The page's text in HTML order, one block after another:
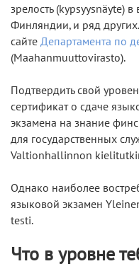
зрелость (kypsyysnäyte)
Финляндии, и ряд
сайте Департамента по
(Maahanmuuttovirasto).
Подтвердить свой
сертификат о сдаче
экзамена на знание
для государственных
Valtionhallinnon
Однако наиболее
языковой экзамен
testi.
Что в уровне